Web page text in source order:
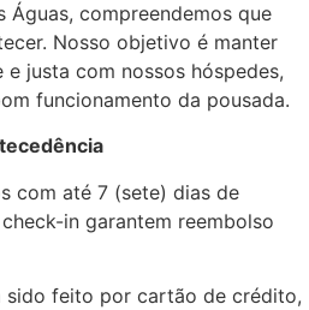
Águas, compreendemos que
Nosso objetivo é manter
justa com nossos hóspedes,
funcionamento da pousada.
com até 7 (sete) dias de
in garantem reembolso
sido feito por cartão de crédito,